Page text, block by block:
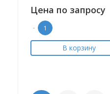
Цена по запросу
-
В корзину